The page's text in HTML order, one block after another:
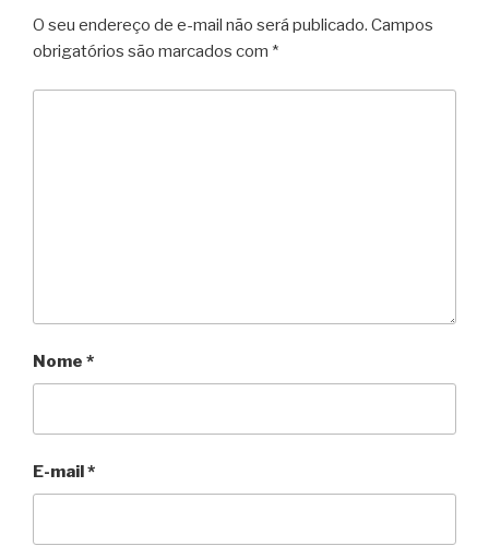
O seu endereço de e-mail não será publicado. Campos
obrigatórios são marcados com *
Nome *
E-mail*